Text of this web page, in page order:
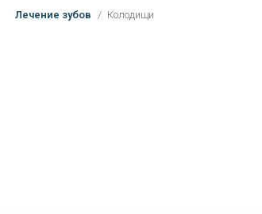
Лечение зубов Колодищи